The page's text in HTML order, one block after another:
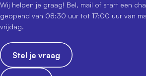
Wij helpen je graag! Bel, mail of start een
geopend van 08:30 uur tot 17:00 uur van
vrijdag.
Stel je vraag